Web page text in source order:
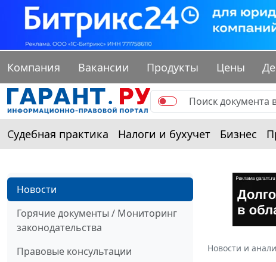
Компания Вакансии Продукты Цены
Судебная практика Налоги и бухучет Бизнес
Новости
Горячие документы / Мониторинг
законодательства
Правовые консультации
Новости и